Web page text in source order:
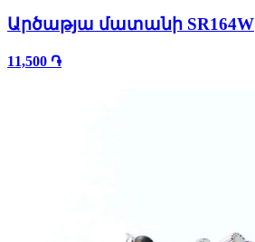
Արծաթյա մատանի SR164W
11,500 ֏